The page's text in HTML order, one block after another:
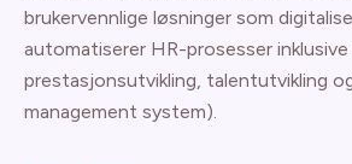
brukervennlige løsninger som
automatiserer HR-prosesser
prestasjonsutvikling, talentutvikling
management system).